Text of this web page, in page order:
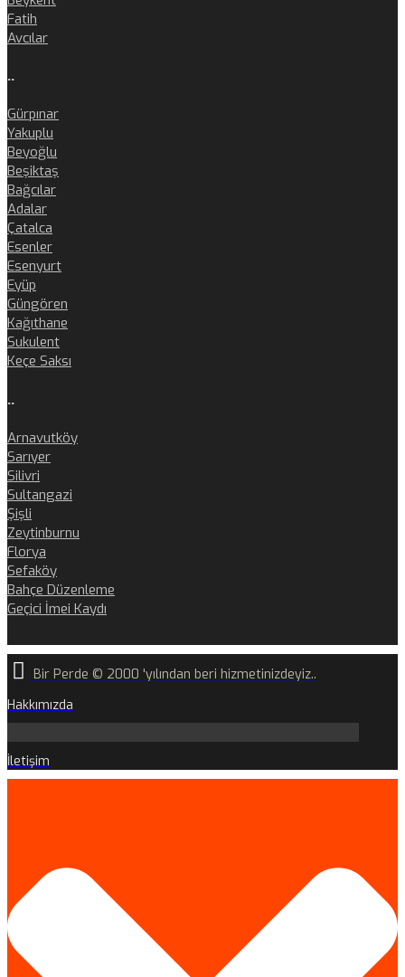
Fatih
Avcılar
..
Gürpınar
Yakuplu
Beyoğlu
Beşiktaş
Bağcılar
Adalar
Çatalca
Esenler
Esenyurt
Eyüp
Güngören
Kağıthane
Sukulent
Keçe Saksı
..
Arnavutköy
Sarıyer
Silivri
Sultangazi
Şişli
Zeytinburnu
Florya
Sefaköy
Bahçe Düzenleme
Geçici İmei Kaydı
Bir Perde © 2000 'yılından beri hizmetinizdeyiz..
Hakkımızda
İletişim